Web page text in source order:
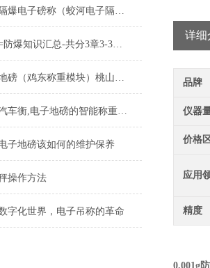
桦甸隔爆电子磅称（蛟河电子隔爆台秤）舒兰电子隔爆桌秤维修
香川=防爆知识汇总-共分3章3-3防爆电子秤
宝清地磅（鸡东称重模块）桃山称重模块）绥化便携式汽车衡维修
电子汽车衡,电子地磅的智能称重解决方案
子地磅该如何的维护保养
操作方法
字化世界，电子吊称的革命
详细
品牌
仪器
价格
应用
精度
0.001g